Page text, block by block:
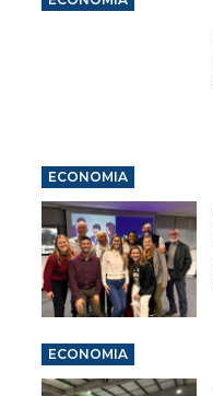
ECONOMIA
ECONOMIA